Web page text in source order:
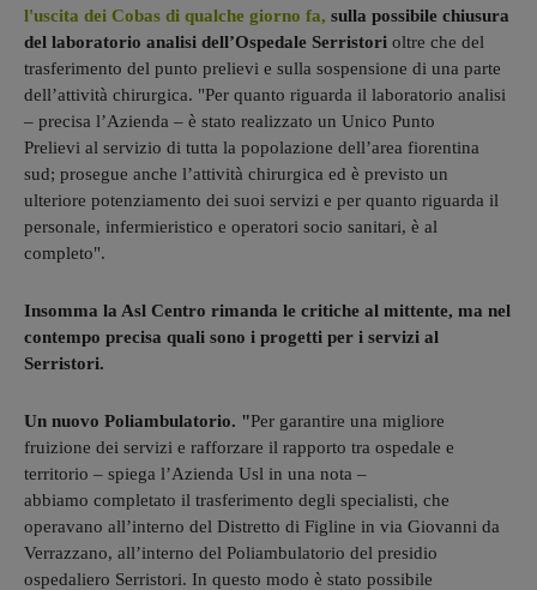
l'uscita dei Cobas di qualche giorno fa, sulla possibile chiusura
del laboratorio analisi dell’Ospedale Serristori oltre che del
trasferimento del punto prelievi e sulla sospensione di una parte
dell’attività chirurgica. "Per quanto riguarda il laboratorio analisi
– precisa l’Azienda – è stato realizzato un Unico Punto
Prelievi al servizio di tutta la popolazione dell’area fiorentina
sud; prosegue anche l’attività chirurgica ed è previsto un
ulteriore potenziamento dei suoi servizi e per quanto riguarda il
personale, infermieristico e operatori socio sanitari, è al
completo".
Insomma la Asl Centro rimanda le critiche al mittente, ma nel
contempo precisa quali sono i progetti per i servizi al
Serristori.
Un nuovo Poliambulatorio. "Per garantire una migliore
fruizione dei servizi e rafforzare il rapporto tra ospedale e
territorio – spiega l’Azienda Usl in una nota –
abbiamo completato il trasferimento degli specialisti, che
operavano all’interno del Distretto di Figline in via Giovanni da
Verrazzano, all’interno del Poliambulatorio del presidio
ospedaliero Serristori. In questo modo è stato possibile